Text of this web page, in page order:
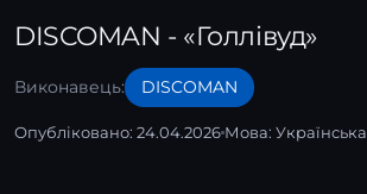
DISCOMAN - «Голлівуд»
Виконавець: DISCOMAN
Опубліковано: 24.04.2026 Мова: Українська